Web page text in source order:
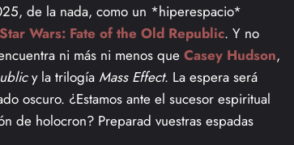
de la nada, como un *hiperespacio*
Star Wars: Fate of the Old Republic. Y no
ni más ni menos que Casey Hudson,
y la trilogía Mass Effect. La espera será
oscuro. ¿Estamos ante el sucesor espiritual
de holocron? Preparad vuestras espadas